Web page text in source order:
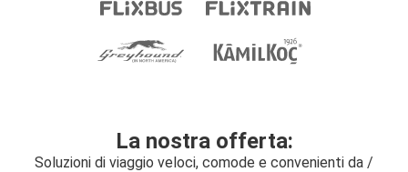
La nostra offerta:
Soluzioni di viaggio veloci, comode e convenienti da /